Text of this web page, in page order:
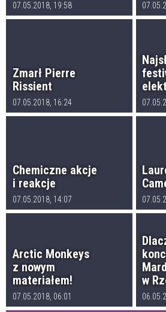
07.05.2018, 19:58
Zmarł Pierre
Rissient
07.05.2018, 16:24
Chemiczne akcje
i reakcje
07.05.2018, 14:07
Arctic Monkeys
z nowym
materiałem!
07.05.2018, 06:01
w